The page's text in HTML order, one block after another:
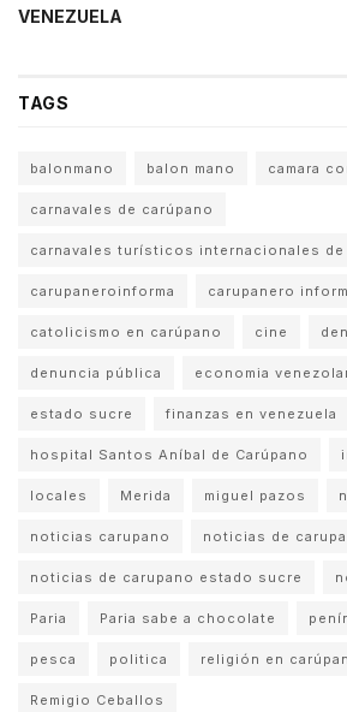
VENEZUELA
TAGS
balonmano balon mano camara
carnavales de carúpano
carnavales turísticos internacionales de
carupaneroinforma carupanero
catolicismo en carúpano cine
denuncia pública economia
estado sucre finanzas en venezuela
hospital Santos Aníbal de Carúpano
locales Merida miguel pazos
noticias carupano noticias de
noticias de carupano estado sucre
Paria Paria sabe a chocolate
pesca politica religión en
Remigio Ceballos